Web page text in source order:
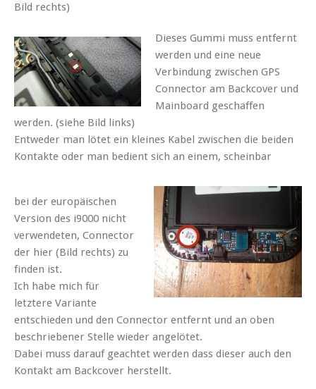
Bild rechts)
Dieses Gummi muss entfernt
werden und eine neue
Verbindung zwischen GPS
Connector am Backcover und
Mainboard geschaffen
werden. (siehe Bild links)
Entweder man lötet ein kleines Kabel zwischen die beiden
Kontakte oder man bedient sich an einem, scheinbar
bei der europäischen
Version des i9000 nicht
verwendeten, Connector
der hier (Bild rechts) zu
finden ist.
Ich habe mich für
letztere Variante
entschieden und den Connector entfernt und an oben
beschriebener Stelle wieder angelötet.
Dabei muss darauf geachtet werden dass dieser auch den
Kontakt am Backcover herstellt.